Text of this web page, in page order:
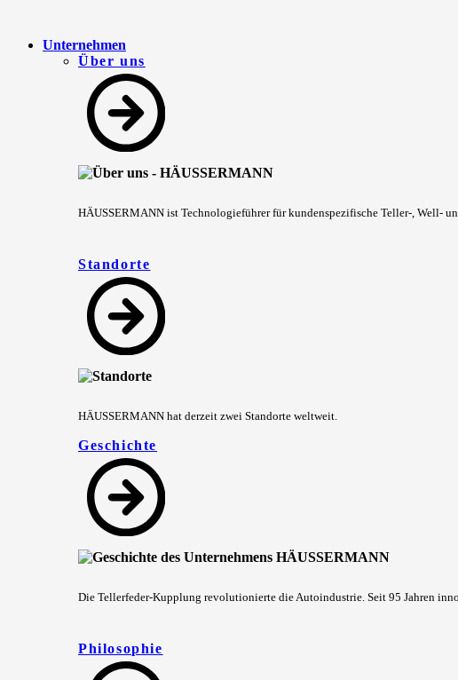
Unternehmen
Über uns
HÄUSSERMANN ist Technologieführer für kundenspezifische Teller-, Well-
Standorte
HÄUSSERMANN hat derzeit zwei Standorte weltweit.
Geschichte
Die Tellerfeder-Kupplung revolutionierte die Autoindustrie. Seit 95 Jahren
Philosophie